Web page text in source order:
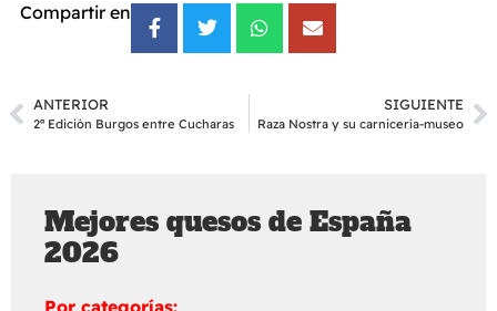
Compartir en
ANTERIOR
2ª Edición Burgos entre Cucharas
SIGUIENTE
Raza Nostra y su carnicería-museo
Mejores quesos de España
2026